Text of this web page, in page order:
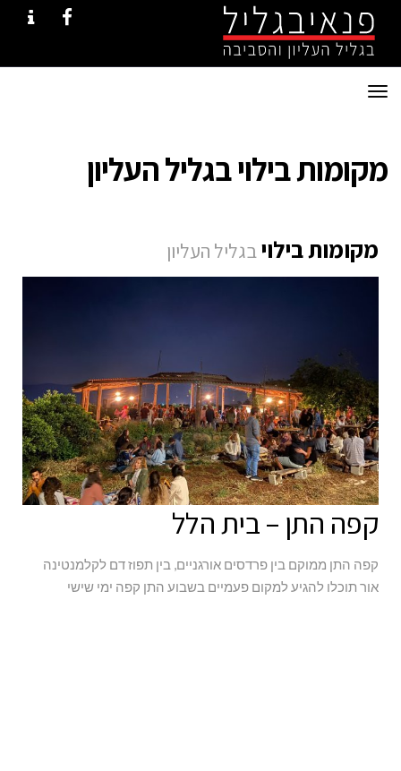
תפריט
מקומות בילוי בגליל העליון
מקומות בילויבגליל העליון
קפה התן – בית הלל
קפה התן ממוקם בין פרדסים אורגניים, בין תפוז דם לקלמנטינה
אור תוכלו להגיע למקום פעמיים בשבוע התן קפה ימי שישי